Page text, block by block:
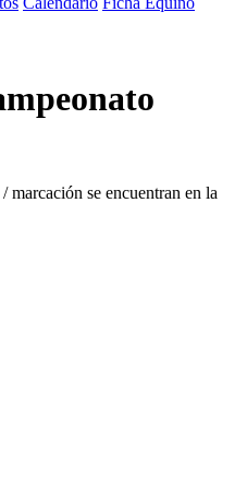
marcación se encuentran en la